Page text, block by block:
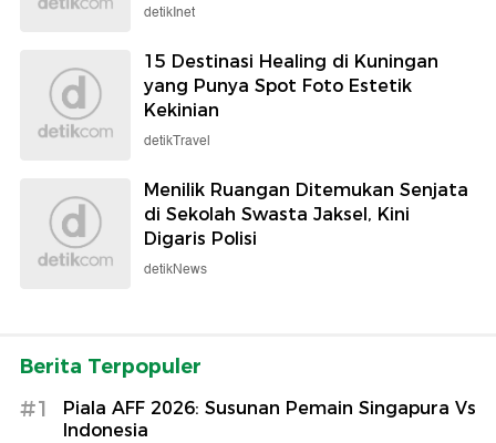
detikInet
15 Destinasi Healing di Kuningan
yang Punya Spot Foto Estetik
Kekinian
detikTravel
Menilik Ruangan Ditemukan Senjata
di Sekolah Swasta Jaksel, Kini
Digaris Polisi
detikNews
Berita Terpopuler
#1
Piala AFF 2026: Susunan Pemain Singapura Vs
Indonesia